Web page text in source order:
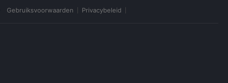
Gebruiksvoorwaarden Privacybeleid